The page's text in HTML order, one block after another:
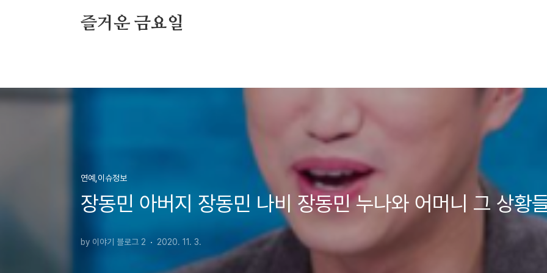
즐거운 금요일
연예,이슈정보
장동민 아버지 장동민 나비 장동민 누나와 어머니 그 상황
by 이야기 블로그 2 2020. 11. 3.